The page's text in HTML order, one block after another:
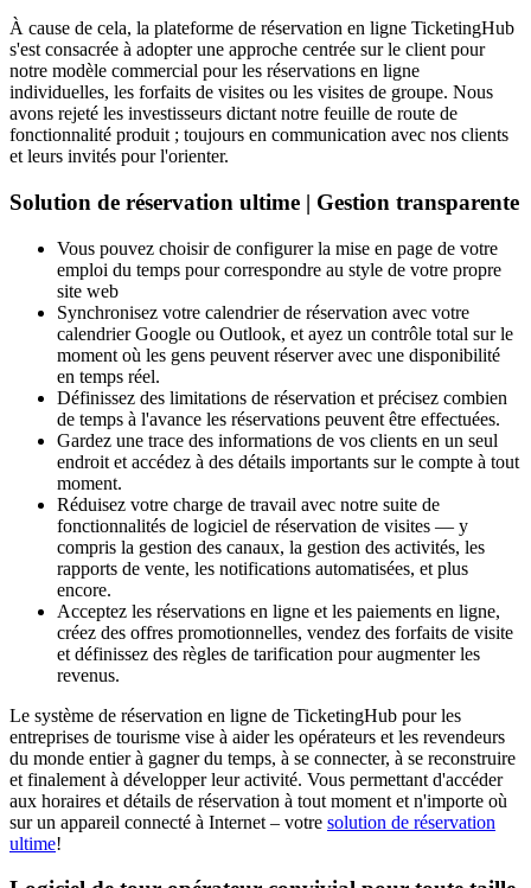
À cause de cela, la plateforme de réservation en ligne TicketingHub
s'est consacrée à adopter une approche centrée sur le client pour
notre modèle commercial pour les réservations en ligne
individuelles, les forfaits de visites ou les visites de groupe. Nous
avons rejeté les investisseurs dictant notre feuille de route de
fonctionnalité produit ; toujours en communication avec nos clients
et leurs invités pour l'orienter.
Solution de réservation ultime | Gestion transparente
Vous pouvez choisir de configurer la mise en page de votre
emploi du temps pour correspondre au style de votre propre
site web
Synchronisez votre calendrier de réservation avec votre
calendrier Google ou Outlook, et ayez un contrôle total sur le
moment où les gens peuvent réserver avec une disponibilité
en temps réel.
Définissez des limitations de réservation et précisez combien
de temps à l'avance les réservations peuvent être effectuées.
Gardez une trace des informations de vos clients en un seul
endroit et accédez à des détails importants sur le compte à tout
moment.
Réduisez votre charge de travail avec notre suite de
fonctionnalités de logiciel de réservation de visites — y
compris la gestion des canaux, la gestion des activités, les
rapports de vente, les notifications automatisées, et plus
encore.
Acceptez les réservations en ligne et les paiements en ligne,
créez des offres promotionnelles, vendez des forfaits de visite
et définissez des règles de tarification pour augmenter les
revenus.
Le système de réservation en ligne de TicketingHub pour les
entreprises de tourisme vise à aider les opérateurs et les revendeurs
du monde entier à gagner du temps, à se connecter, à se reconstruire
et finalement à développer leur activité. Vous permettant d'accéder
aux horaires et détails de réservation à tout moment et n'importe où
sur un appareil connecté à Internet – votre solution de réservation
ultime!